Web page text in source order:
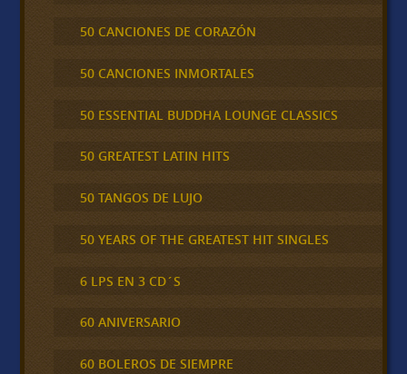
50 CANCIONES DE CORAZÓN
50 CANCIONES INMORTALES
50 ESSENTIAL BUDDHA LOUNGE CLASSICS
50 GREATEST LATIN HITS
50 TANGOS DE LUJO
50 YEARS OF THE GREATEST HIT SINGLES
6 LPS EN 3 CD´S
60 ANIVERSARIO
60 BOLEROS DE SIEMPRE